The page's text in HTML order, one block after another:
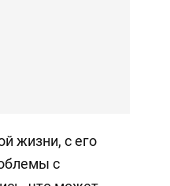
жизни, с его
с